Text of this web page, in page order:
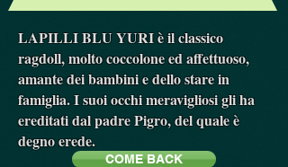
LAPILLI BLU YURI è il classico
ragdoll, molto coccolone ed affettuoso,
amante dei bambini e dello stare in
famiglia. I suoi occhi meravigliosi gli ha
ereditati dal padre Pigro, del quale è
degno erede.
COME BACK